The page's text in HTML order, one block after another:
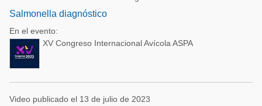
Salmonella diagnóstico
En el evento:
XV Congreso Internacional Avícola ASPA
Video publicado el 13 de julio de 2023